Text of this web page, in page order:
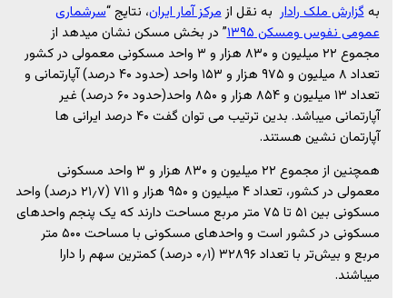
بهگزارش ملک راداربه نقل ازمرکز آمار ایران، نتایج “سرشماری
عمومی نفوس ومسکن ۱۳۹۵
” در بخش مسکن نشان می‏دهد از
مجموع ۲۲ میلیون و ۸۳۰ هزار و ۳ واحد مسکونی معمولی در کشور
تعداد ۸ میلیون و ۹۷۵ هزار و ۱۵۳ واحد (حدود ۴۰ درصد) آپارتمانی و
تعداد ۱۳ میلیون و ۸۵۴ هزار و ۸۵۰ واحد(حدود ۶۰ درصد) غیر
آپارتمانی می‎باشد. بدین ترتیب می توان گفت ۴۰ درصد ایرانی ها
آپارتمان نشین هستند.
همچنین از مجموع ۲۲ میلیون و ۸۳۰ هزار و ۳ واحد مسکونی
معمولی در کشور، تعداد ۴ میلیون و ۹۵۰ هزار و ۷۱۱ (۲۱٫۷ درصد) واحد
مسکونی بین ۵۱ تا ۷۵ متر مربع مساحت دارند که یک پنجم واحدهای
مسکونی در کشور است و واحدهای مسکونی با مساحت ۵۰۰ متر
مربع و بیش‌تر با تعداد ۳۲۸۹۶ (۰٫۱ درصد) کمترین سهم را دارا
می‏باشند.